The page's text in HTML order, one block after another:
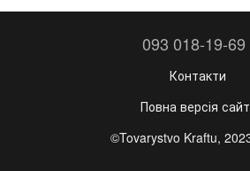
093 018-19-69
Контакти
Повна версія
©Tovarystvo Kraftu,